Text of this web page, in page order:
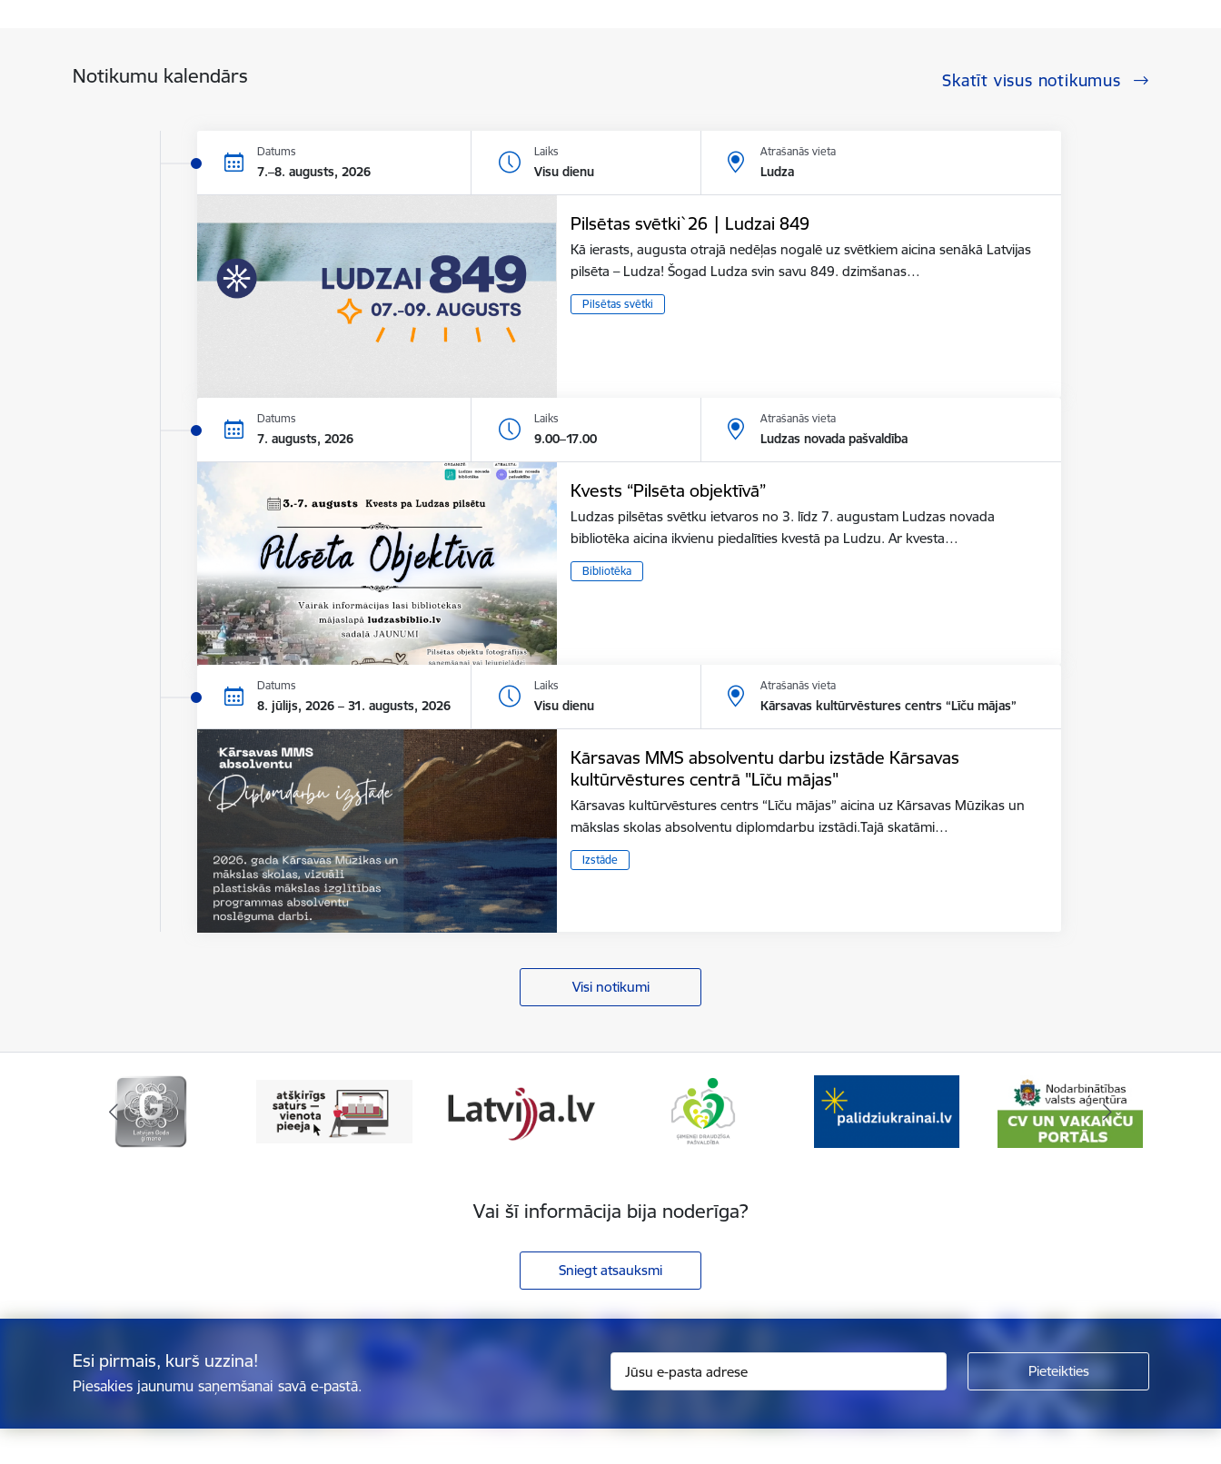
Notikumu kalendārs Skatīt visus notikumus
Datums
7.–8. augusts, 2026
Laiks
Visu dienu
Atrašanās vieta
Ludza
Pilsētas svētki`26 | Ludzai 849
Kā ierasts, augusta otrajā nedēļas nogalē uz svētkiem aicina senākā Latvijas
pilsēta – Ludza! Šogad Ludza svin savu 849. dzimšanas…
Pilsētas svētki
Datums
7. augusts, 2026
Laiks
9.00–17.00
Atrašanās vieta
Ludzas novada pašvaldība
Kvests “Pilsēta objektīvā”
Ludzas pilsētas svētku ietvaros no 3. līdz 7. augustam Ludzas novada
bibliotēka aicina ikvienu piedalīties kvestā pa Ludzu. Ar kvesta…
Bibliotēka
Datums
8. jūlijs, 2026 – 31. augusts, 2026
Laiks
Visu dienu
Atrašanās vieta
Kārsavas kultūrvēstures centrs “Līču mājas”
Kārsavas MMS absolventu darbu izstāde Kārsavas
kultūrvēstures centrā "Līču mājas"
Kārsavas kultūrvēstures centrs “Līču mājas” aicina uz Kārsavas Mūzikas un
mākslas skolas absolventu diplomdarbu izstādi.Tajā skatāmi…
Izstāde
Visi notikumi
Vai šī informācija bija noderīga?
Sniegt atsauksmi
Esi pirmais, kurš uzzina!
Piesakies jaunumu saņemšanai savā e-pastā.